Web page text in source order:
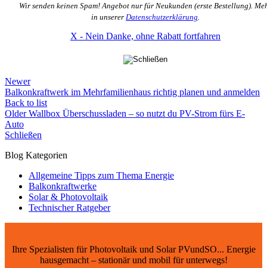
Wir senden keinen Spam! Angebot nur für Neukunden (erste Bestellung).
in unserer Datenschutzerklärung
X - Nein Danke, ohne Rabatt fortfahren
Newer
Balkonkraftwerk im Mehrfamilienhaus richtig planen und anmelden
Back to list
Older Wallbox Überschussladen – so nutzt du PV-Strom fürs E-
Auto
Schließen
Blog Kategorien
Allgemeine Tipps zum Thema Energie
Balkonkraftwerke
Solar & Photovoltaik
Technischer Ratgeber
Ihre Spezialisten für Photovoltaik und Solar PVundSO... Energie
hausgemacht – stationär und mobil für unterwegs!